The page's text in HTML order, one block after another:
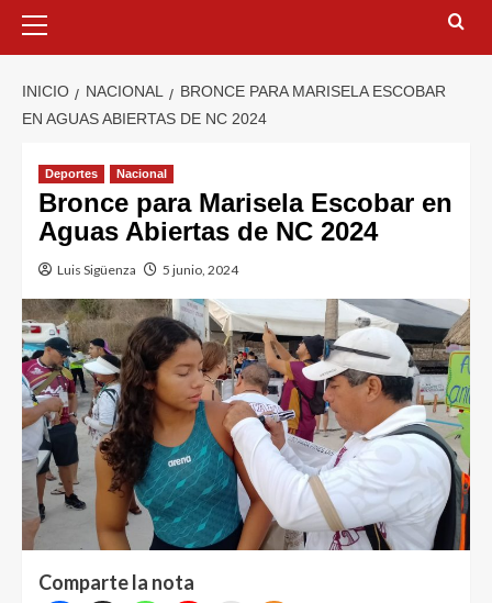
INICIO NACIONAL
BRONCE PARA MARISELA ESCOBAR
EN AGUAS ABIERTAS DE NC 2024
Deportes Nacional
Bronce para Marisela Escobar en
Aguas Abiertas de NC 2024
Luis Sigüenza 5 junio, 2024
Comparte la nota